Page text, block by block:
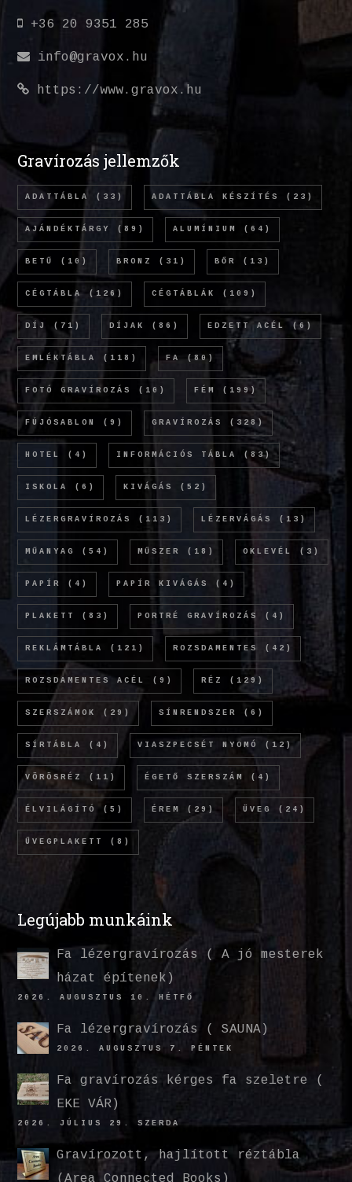
+36 20 9351 285
info@gravox.hu
https://www.gravox.hu
Gravírozás jellemzők
ADATTÁBLA (33) ADATTÁBLA KÉSZÍTÉS (23)
AJÁNDÉKTÁRGY (89) ALUMÍNIUM (64)
BETŰ (10) BRONZ (31) BŐR (13)
CÉGTÁBLA (126) CÉGTÁBLÁK (109)
DÍJ (71) DÍJAK (86) EDZETT ACÉL (6)
EMLÉKTÁBLA (118) FA (80)
FOTÓ GRAVÍROZÁS (10) FÉM (199)
FÚJÓSABLON (9) GRAVÍROZÁS (328)
HOTEL (4) INFORMÁCIÓS TÁBLA (83)
ISKOLA (6) KIVÁGÁS (52)
LÉZERGRAVÍROZÁS (113) LÉZERVÁGÁS (13)
MŰANYAG (54) MŰSZER (18) OKLEVÉL (3)
PAPÍR (4) PAPÍR KIVÁGÁS (4)
PLAKETT (83) PORTRÉ GRAVÍROZÁS (4)
REKLÁMTÁBLA (121) ROZSDAMENTES (42)
ROZSDAMENTES ACÉL (9) RÉZ (129)
SZERSZÁMOK (29) SÍNRENDSZER (6)
SÍRTÁBLA (4) VIASZPECSÉT NYOMÓ (12)
VÖRÖSRÉZ (11) ÉGETŐ SZERSZÁM (4)
ÉLVILÁGÍTÓ (5) ÉREM (29) ÜVEG (24)
ÜVEGPLAKETT (8)
Legújabb munkáink
Fa lézergravírozás ( A jó mesterek
házat építenek)
2026. AUGUSZTUS 10. HÉTFŐ
Fa lézergravírozás ( SAUNA)
2026. AUGUSZTUS 7. PÉNTEK
Fa gravírozás kérges fa szeletre (
EKE VÁR)
2026. JÚLIUS 29. SZERDA
Gravírozott, hajlított réztábla
(Area Connected Books)